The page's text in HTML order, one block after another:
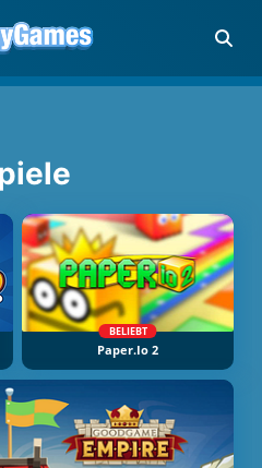
BELIEBT
Paper.io 2